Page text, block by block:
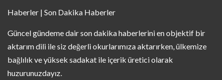
Haberler | Son Dakika Haberler
Güncel gündeme dair son dakika haberlerini en objektif bir
aktarım dili ile siz değerli okurlarımıza aktarırken, ülkemize
bağlılık ve yüksek sadakat ile içerik üretici olarak
huzurunuzdayız.